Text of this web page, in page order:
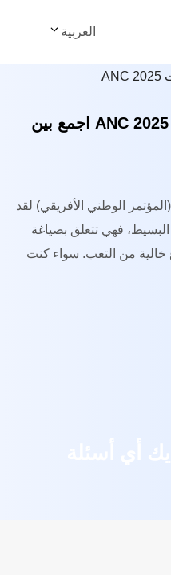
العربية
كيف تفعل أفضل سماعات ANC 2025 اجمع بين
(المؤتمر الوطني الأفريقي) لقد
فهي تتعلق بصياغة
خالية من التعب. سواء كنت
أي أسئلة